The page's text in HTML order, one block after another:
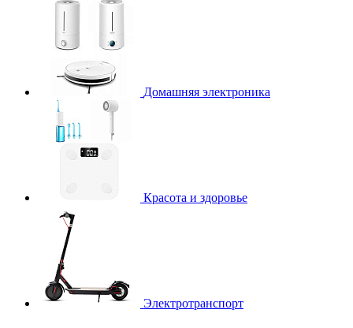
Домашняя электроника
Красота и здоровье
Электротранспорт